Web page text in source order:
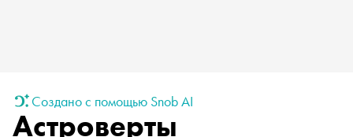
Создано с помощью Snob AI
Астроверты